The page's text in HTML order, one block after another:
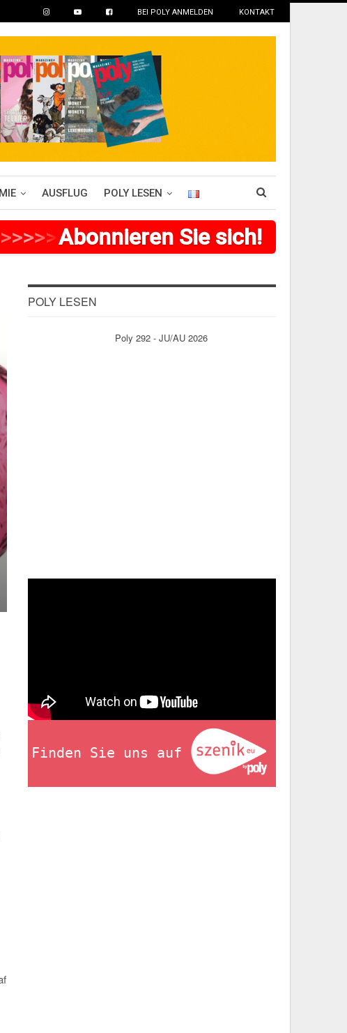
BEI POLY ANMELDEN KONTAKT
AUSFLUG POLY LESEN
>>>> >>>>>>>
Abonnieren Sie sich!
POLY LESEN
Poly 292 - JU/AU 2026
Finden Sie uns auf